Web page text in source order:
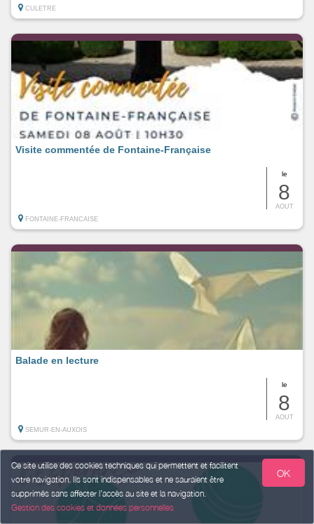
Ce site utilise des cookies techniques qui permettent et facilitent
votre navigation. Ils sont indispensables et ne sauraient être
supprimés sans affecter l’accès au site et la navigation.
Gestion des cookies et données personnelles
OK
CULETRE
le
8
AOUT
Visite commentée de Fontaine-Française
FONTAINE-FRANCAISE
le
8
AOUT
Balade en lecture
SEMUR-EN-AUXOIS